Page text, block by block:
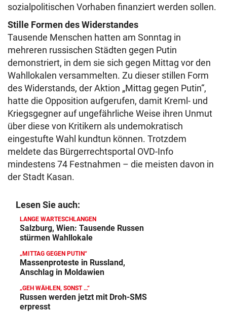
sozialpolitischen Vorhaben finanziert werden sollen.
Stille Formen des Widerstandes
Tausende Menschen hatten am Sonntag in
mehreren russischen Städten gegen Putin
demonstriert, in dem sie sich gegen Mittag vor den
Wahllokalen versammelten. Zu dieser stillen Form
des Widerstands, der Aktion „Mittag gegen Putin“,
hatte die Opposition aufgerufen, damit Kreml- und
Kriegsgegner auf ungefährliche Weise ihren Unmut
über diese von Kritikern als undemokratisch
eingestufte Wahl kundtun können. Trotzdem
meldete das Bürgerrechtsportal OVD-Info
mindestens 74 Festnahmen – die meisten davon in
der Stadt Kasan.
Lesen Sie auch:
LANGE WARTESCHLANGEN
Salzburg, Wien: Tausende Russen
stürmen Wahllokale
„MITTAG GEGEN PUTIN“
Massenproteste in Russland,
Anschlag in Moldawien
„GEH WÄHLEN, SONST …“
Russen werden jetzt mit Droh-SMS
erpresst